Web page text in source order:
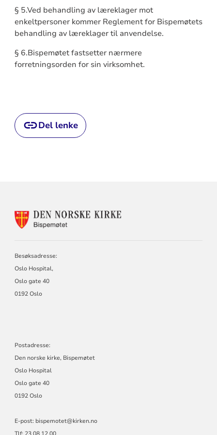
§ 5.Ved behandling av læreklager mot
enkeltpersoner kommer Reglement for Bispemøtets
behandling av læreklager til anvendelse.
§ 6.Bispemøtet fastsetter nærmere
forretningsorden for sin virksomhet.
Del lenke
KONTAKTINFORMASJON
Besøksadresse:
Oslo Hospital,
Oslo gate 40
0192 Oslo
Postadresse:
Den norske kirke, Bispemøtet
Oslo Hospital
Oslo gate 40
0192 Oslo
E-post: bispemotet@kirken.no